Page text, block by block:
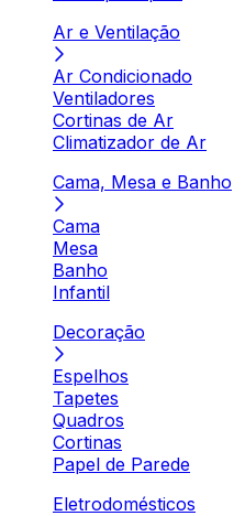
Ar e Ventilação
Ar Condicionado
Ventiladores
Cortinas de Ar
Climatizador de Ar
Cama, Mesa e Banho
Cama
Mesa
Banho
Infantil
Decoração
Espelhos
Tapetes
Quadros
Cortinas
Papel de Parede
Eletrodomésticos